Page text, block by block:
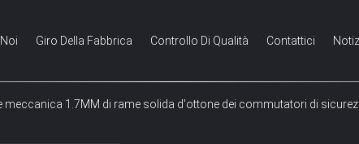
Giro Della Fabbrica Controllo Di Qualità Contattici
meccanica 1.7MM di rame solida d'ottone dei commutatori di